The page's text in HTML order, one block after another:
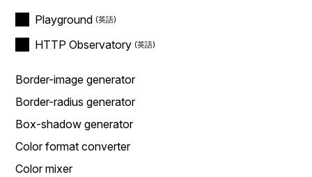
Playground
HTTP Observatory
Border-image generator
Border-radius generator
Box-shadow generator
Color format converter
Color mixer